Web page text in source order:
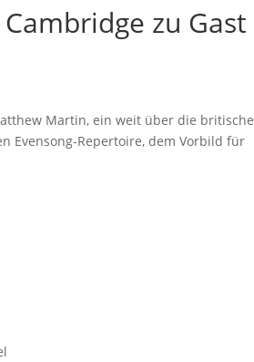
zu Gast
Martin, ein weit über die britische
Evensong-Repertoire, dem Vorbild für